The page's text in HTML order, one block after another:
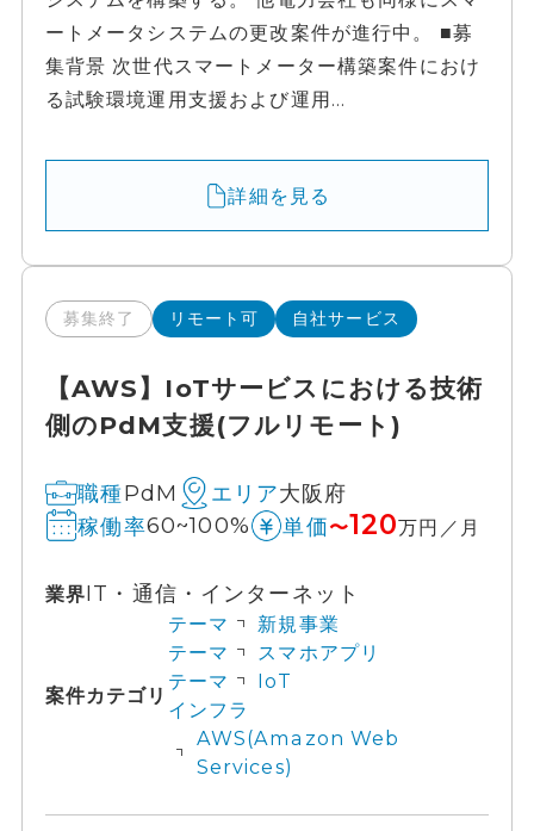
ートメータシステムの更改案件が進行中。 ■募
集背景 次世代スマートメーター構築案件におけ
る試験環境運用支援および運用...
詳細を見る
募集終了 リモート可 自社サービス
【AWS】IoTサービスにおける技術
側のPdM支援(フルリモート)
職種PdM エリア大阪府
稼働率60~100% 単価〜120万円／月
業界IT・通信・インターネット
案件カテゴリ
テーマ
新規事業
テーマ
スマホアプリ
テーマ
IoT
インフラ
AWS(Amazon Web
Services)